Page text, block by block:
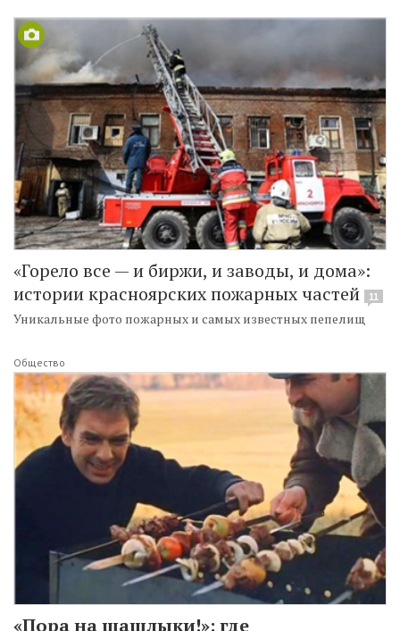
«Горело все — и биржи, и заводы, и дома»:
истории красноярских пожарных частей
11
Уникальные фото пожарных и самых известных пепелищ
Общество
«Пора на шашлыки!»: где